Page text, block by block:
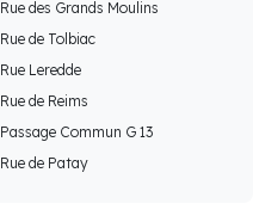
Rue des Grands Moulins
Rue de Tolbiac
Rue Leredde
Rue de Reims
Passage Commun G 13
Rue de Patay